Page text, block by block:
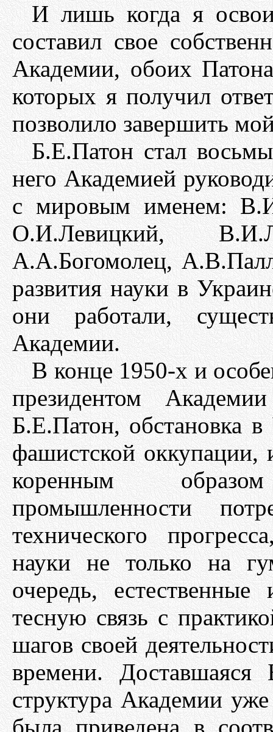
И лишь когда я
составил свое
Академии, обоих
которых я получил
позволило завершить
Б.Е.Патон стал
него Академией
с мировым именем:
О.И.Левицкий,
А.А.Богомолец,
развития науки в
они работали,
Академии.
В конце 1950-х и
президентом
Б.Е.Патон, обстановка
фашистской
коренным
промышленности
технического
науки не только на
очередь,
тесную связь с
шагов своей
времени.
структура Академии